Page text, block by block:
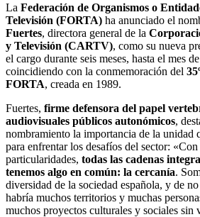
La Federación de Organismos o
Televisión (FORTA) ha anunciado el
Fuertes, directora general de la
y Televisión (CARTV), como su nueva
el cargo durante seis meses, hasta el mes
coincidiendo con la conmemoración del
FORTA, creada en 1989.
Fuertes, firme defensora del papel
audiovisuales públicos autonómicos,
nombramiento la importancia de la unidad
para enfrentar los desafíos del sector:
particularidades, todas las cadenas
tenemos algo en común: la cercanía.
diversidad de la sociedad española, y de
habría muchos territorios y muchas
muchos proyectos culturales y sociales sin